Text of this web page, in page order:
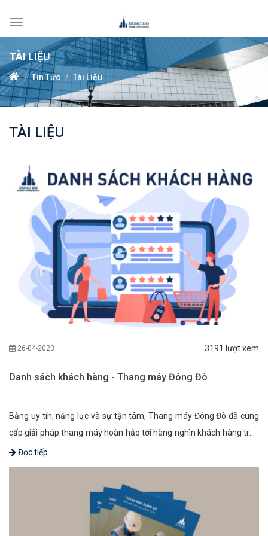
Toggle
navigation
TÀI LIỆU
Tin Tức Tài Liệu
TÀI LIỆU
26-04-2023 3191 lượt xem
Danh sách khách hàng - Thang máy Đông Đô
Bằng uy tín, năng lực và sự tận tâm, Thang máy Đông Đô đã cung
cấp giải pháp thang máy hoàn hảo tới hàng nghìn khách hàng trên
cả nước. Bản danh sách này sẽ cung cấp cho Quý khách hàng, Quý
đối tác cái nhìn tổng thể về quy mô to lớn của chúng tôi. Trong bản
danh sách này, mọi người có thể xem được tên, địa chỉ, cấu hình
thang cùng các giải pháp lắp đặt thang máy inox hay thang máy
kính. Bên cạnh đó, Quý khách hàng, Quý đối tác còn có thể tham
khảo các giải pháp thang máy phi tiêu chuẩn cho những công trình
Đọc tiếp